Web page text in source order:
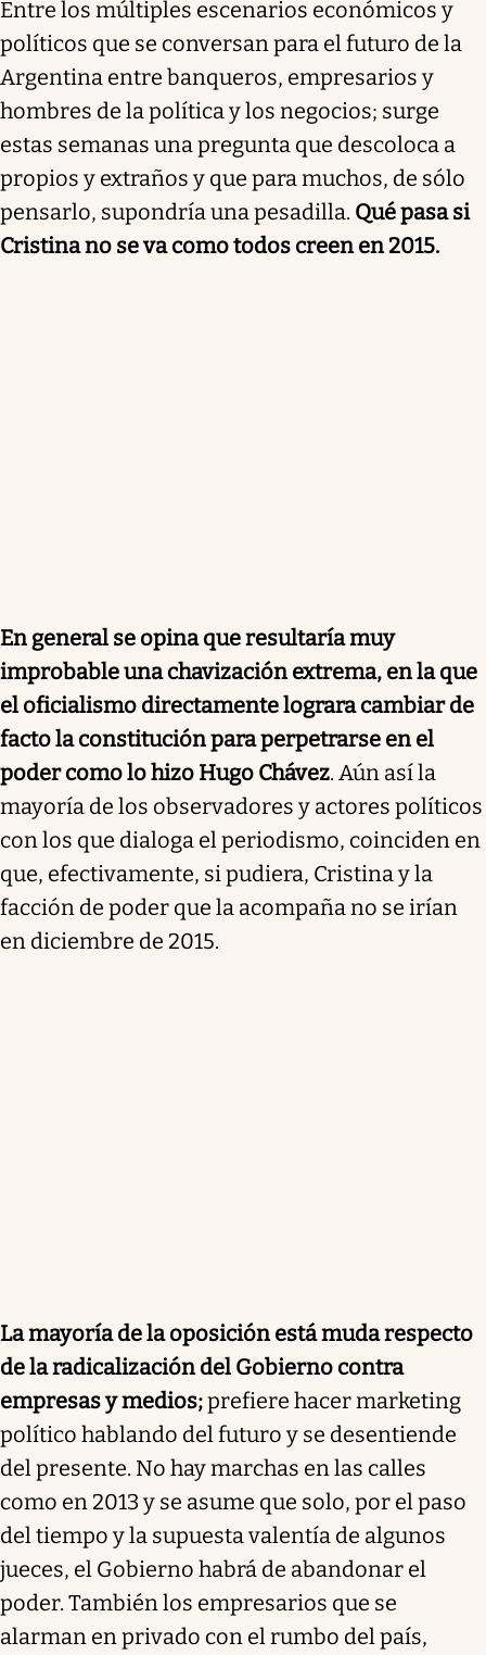
Entre los múltiples escenarios económicos y
políticos que se conversan para el futuro de la
Argentina entre banqueros, empresarios y
hombres de la política y los negocios; surge
estas semanas una pregunta que descoloca a
propios y extraños y que para muchos, de sólo
pensarlo, supondría una pesadilla. Qué pasa si
Cristina no se va como todos creen en 2015.
En general se opina que resultaría muy
improbable una chavización extrema, en la que
el oficialismo directamente lograra cambiar de
facto la constitución para perpetrarse en el
poder como lo hizo Hugo Chávez. Aún así la
mayoría de los observadores y actores políticos
con los que dialoga el periodismo, coinciden en
que, efectivamente, si pudiera, Cristina y la
facción de poder que la acompaña no se irían
en diciembre de 2015.
La mayoría de la oposición está muda respecto
de la radicalización del Gobierno contra
empresas y medios;prefiere hacer marketing
político hablando del futuro y se desentiende
del presente. No hay marchas en las calles
como en 2013 y se asume que solo, por el paso
del tiempo y la supuesta valentía de algunos
jueces, el Gobierno habrá de abandonar el
poder. También los empresarios que se
alarman en privado con el rumbo del país,